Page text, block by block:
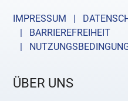
IMPRESSUM |
| BARRIEREFREIHEIT
|
ÜBER UNS